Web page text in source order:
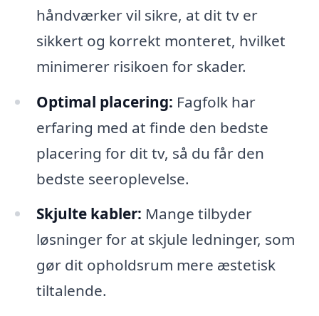
håndværker vil sikre, at dit tv er
sikkert og korrekt monteret, hvilket
minimerer risikoen for skader.
Optimal placering: Fagfolk har
erfaring med at finde den bedste
placering for dit tv, så du får den
bedste seeroplevelse.
Skjulte kabler: Mange tilbyder
løsninger for at skjule ledninger, som
gør dit opholdsrum mere æstetisk
tiltalende.